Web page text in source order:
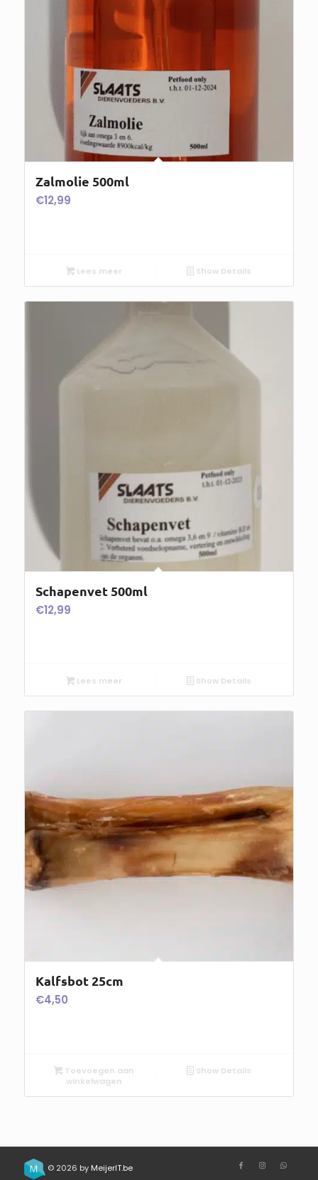
Zalmolie 500ml
€12,99
Lees meer Show Details
Schapenvet 500ml
€12,99
Lees meer Show Details
Kalfsbot 25cm
€4,50
Toevoegen aan
winkelwagen
Show Details
© 2026 by MeijerIT.be